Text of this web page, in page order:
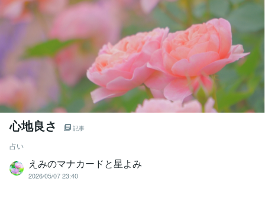
心地良さ 記事
占い
えみのマナカードと星よみ
2026/05/07 23:40